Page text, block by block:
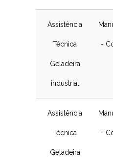
Assistência
Técnica
Geladeira
industrial
-
Assistência
Técnica
Geladeira
-